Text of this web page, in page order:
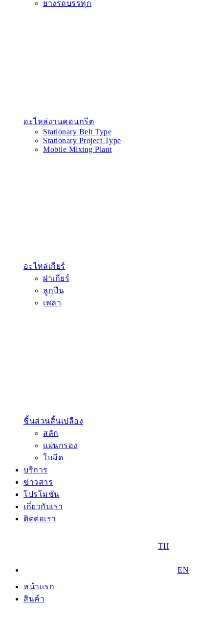
ยางรถบรรทุก
อะไหล่งานคอนกรีต
Stationary Belt Type
Stationary Project Type
Mobile Mixing Plant
อะไหล่เกียร์
ฝาเกียร์
ลูกปืน
เพลา
ชิ้นส่วนสิ้นเปลือง
สลัก
แผ่นกรอง
ใบมีด
บริการ
ข่าวสาร
โปรโมชัน
เกี่ยวกับเรา
ติดต่อเรา
TH
EN
หน้าแรก
สินค้า